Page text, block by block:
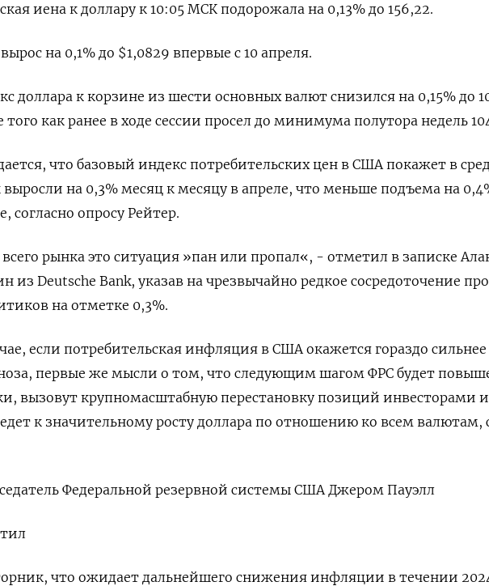
иена к доллару к 10:05 МСК подорожала на 0,13%​ до 156,22.
на 0,1% до $1,0829​ впервые с 10 апреля.
доллара к корзине из шести основных валют снизился на 0,15% до
того как ранее в ходе сессии просел до минимума полутора недель
что базовый индекс потребительских цен в США покажет в
на 0,3% месяц к месяцу в апреле, что меньше подъема на
согласно опросу Рейтер.
рынка это ситуация »пан или пропал«, - отметил в записке
из Deutsche Bank, указав на чрезвычайно редкое сосредоточение
на отметке 0,3%.
если потребительская инфляция в США окажется гораздо сильнее
первые же мысли о том, что следующим шагом ФРС будет
вызовут крупномасштабную перестановку позиций инвесторами и
к значительному росту доллара по отношению ко всем валютам,
Федеральной резервной системы США Джером Пауэлл
что ожидает дальнейшего снижения инфляции в течении